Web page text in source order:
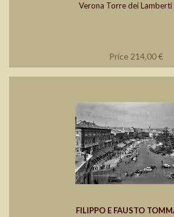
Verona Torre dei
Price 214,00 €
FILIPPO E FAUSTO